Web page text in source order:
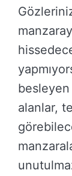
besleyen
alanlar,